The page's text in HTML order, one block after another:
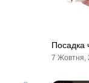
Посадка
7 Жовтня,